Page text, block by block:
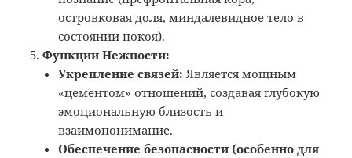
островковая доля, миндалевидное тело в
состоянии покоя).
Функции Нежности:
Укрепление связей: Является мощным
«цементом» отношений, создавая глубокую
эмоциональную близость и
взаимопонимание.
Обеспечение безопасности (особенно для